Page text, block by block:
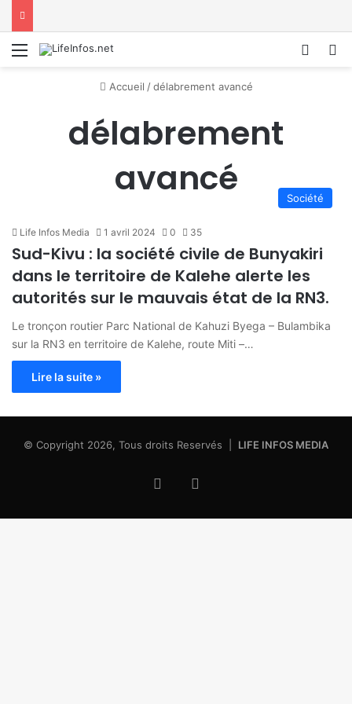
Menu
Accueil / délabrement avancé
délabrement
avancé
Société
Life Infos Media 1 avril 2024 0 35
Sud-Kivu : la société civile de Bunyakiri
dans le territoire de Kalehe alerte les
autorités sur le mauvais état de la RN3.
Le tronçon routier Parc National de Kahuzi Byega – Bulambika
sur la RN3 en territoire de Kalehe, route Miti –…
Lire la suite »
© Copyright 2026, Tous droits Reservés | LIFE INFOS MEDIA
Facebook